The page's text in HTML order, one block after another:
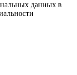
данных в